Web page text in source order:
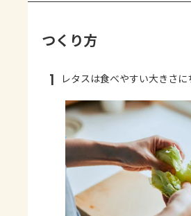
つくり方
1 レタスは食べやすい大きさに